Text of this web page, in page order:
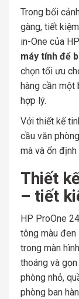
Trong bối
gàng, tiết
in-One của
máy tính để
chọn tối ưu
hàng cần
hợp lý.
Với thiết kế
cầu văn
mà và ổn
Thiết
– tiết
HP ProOne
tông màu đen
trong màn
thoáng và
phòng nhỏ,
phòng ban